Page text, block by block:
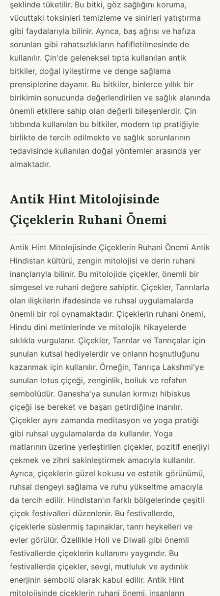
şeklinde tüketilir. Bu bitki, göz sağlığını koruma,
vücuttaki toksinleri temizleme ve sinirleri yatıştırma
gibi faydalarıyla bilinir. Ayrıca, baş ağrısı ve hafıza
sorunları gibi rahatsızlıkların hafifletilmesinde de
kullanılır. Çin'de geleneksel tıpta kullanılan antik
bitkiler, doğal iyileştirme ve denge sağlama
prensiplerine dayanır. Bu bitkiler, binlerce yıllık bir
birikimin sonucunda değerlendirilen ve sağlık alanında
önemli etkilere sahip olan değerli bileşenlerdir. Çin
tıbbında kullanılan bu bitkiler, modern tıp pratiğiyle
birlikte de tercih edilmekte ve sağlık sorunlarının
tedavisinde kullanılan doğal yöntemler arasında yer
almaktadır.
Antik Hint Mitolojisinde
Çiçeklerin Ruhani Önemi
Antik Hint Mitolojisinde Çiçeklerin Ruhani Önemi Antik
Hindistan kültürü, zengin mitolojisi ve derin ruhani
inançlarıyla bilinir. Bu mitolojide çiçekler, önemli bir
simgesel ve ruhani değere sahiptir. Çiçekler, Tanrılarla
olan ilişkilerin ifadesinde ve ruhsal uygulamalarda
önemli bir rol oynamaktadır. Çiçeklerin ruhani önemi,
Hindu dini metinlerinde ve mitolojik hikayelerde
sıklıkla vurgulanır. Çiçekler, Tanrılar ve Tanrıçalar için
sunulan kutsal hediyelerdir ve onların hoşnutluğunu
kazanmak için kullanılır. Örneğin, Tanrıça Lakshmi'ye
sunulan lotus çiçeği, zenginlik, bolluk ve refahın
sembolüdür. Ganesha'ya sunulan kırmızı hibiskus
çiçeği ise bereket ve başarı getirdiğine inanılır.
Çiçekler aynı zamanda meditasyon ve yoga pratiği
gibi ruhsal uygulamalarda da kullanılır. Yoga
matlarının üzerine yerleştirilen çiçekler, pozitif enerjiyi
çekmek ve zihni sakinleştirmek amacıyla kullanılır.
Ayrıca, çiçeklerin güzel kokusu ve estetik görünümü,
ruhsal dengeyi sağlama ve ruhu yükseltme amacıyla
da tercih edilir. Hindistan'ın farklı bölgelerinde çeşitli
çiçek festivalleri düzenlenir. Bu festivallerde,
çiçeklerle süslenmiş tapınaklar, tanrı heykelleri ve
evler görülür. Özellikle Holi ve Diwali gibi önemli
festivallerde çiçeklerin kullanımı yaygındır. Bu
festivallerde çiçekler, sevgi, mutluluk ve aydınlık
enerjinin sembolü olarak kabul edilir. Antik Hint
mitolojisinde çiçeklerin ruhani önemi, insanların